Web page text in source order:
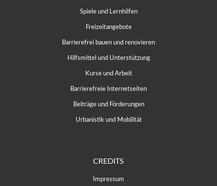
Spiele und Lernhilfen
Freizeitangebote
Barrierefrei bauen und renovieren
Hilfsmittel und Unterstützung
Kurse und Arbeit
Barrierefreie Internetseiten
Beiträge und Förderungen
Urbanistik und Mobilität
CREDITS
Impressum